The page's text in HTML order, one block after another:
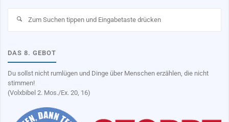
DAS 8. GEBOT
Du sollst nicht rumlügen und Dinge über Menschen erzählen, die nicht
stimmen!
(Volxbibel 2. Mos./Ex. 20, 16)